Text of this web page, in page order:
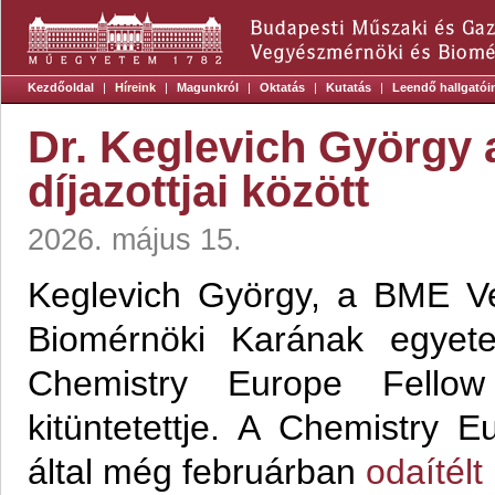
Kezdőoldal | Híreink | Magunkról | Oktatás | Kutatás | Leendő
Dr. Keglevich György
díjazottjai között
2026. május 15.
Keglevich György, a BME
Biomérnöki Karának
Chemistry Europe
kitüntetettje. A Chemistry
által még februárban odaítélt